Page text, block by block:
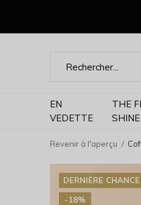
EN
VEDETTE
THE
SHINE
Revenir à l'aperçu
DERNIÈRE CHANCE
-18%